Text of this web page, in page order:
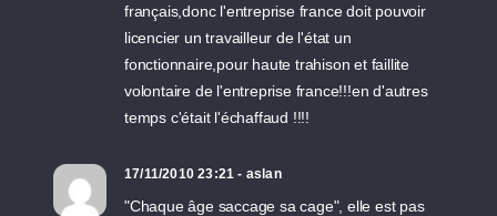
français,donc l'entreprise france doit pouvoir
licencier un travailleur de l'état un
fonctionnaire,pour haute trahison et faillite
volontaire de l'entreprise france!!!en d'autres
temps c'était l'échaffaud !!!!
17/11/2010 23:21 - aslan
"Chaque âge saccage sa cage", elle est pas